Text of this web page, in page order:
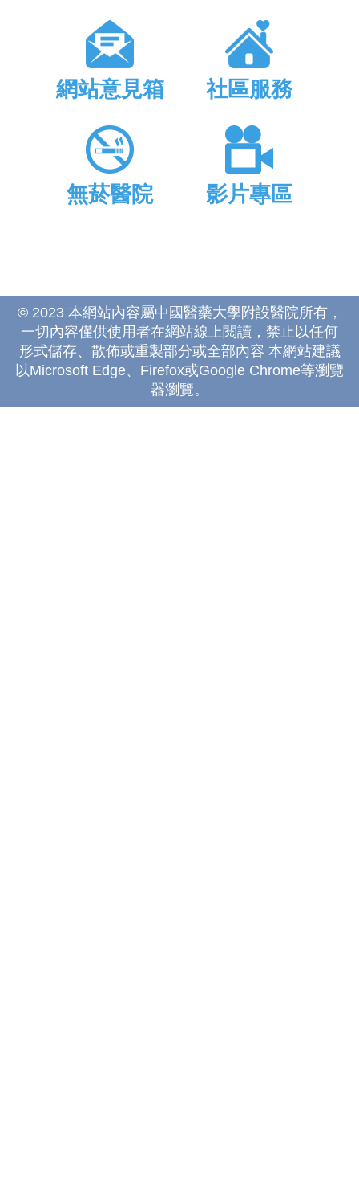
網站意見箱 社區服務
無菸醫院 影片專區
© 2023 本網站內容屬中國醫藥大學附設醫院所有，
一切內容僅供使用者在網站線上閱讀，禁止以任何
形式儲存、散佈或重製部分或全部內容 本網站建議
以Microsoft Edge、Firefox或Google Chrome等瀏覽
器瀏覽。